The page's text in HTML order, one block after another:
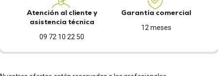
Atención al cliente y
asistencia técnica
09 72 10 22 50
Garantía comercial
12 meses